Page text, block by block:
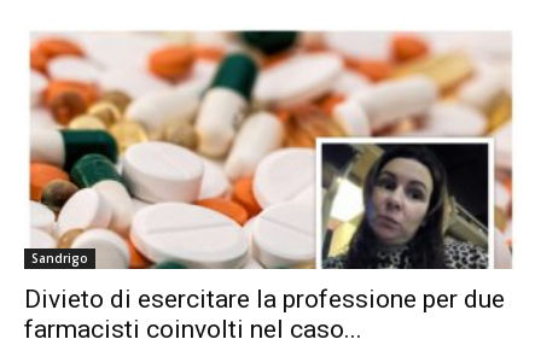
Sandrigo
Divieto di esercitare la professione per due
farmacisti coinvolti nel caso...